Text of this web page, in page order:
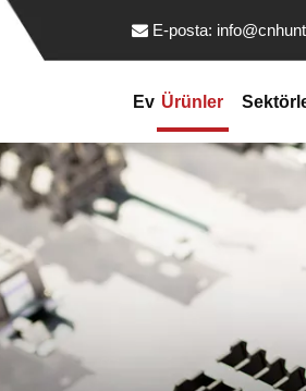
E-posta:
Ev Ürünler